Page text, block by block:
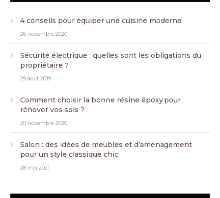
4 conseils pour équiper une cuisine moderne
26 novembre 2020
Sécurité électrique : quelles sont les obligations du
propriétaire ?
29 août 2019
Comment choisir la bonne résine époxy pour
rénover vos sols ?
20 novembre 2020
Salon : des idées de meubles et d’aménagement
pour un style classique chic
28 mai 2021